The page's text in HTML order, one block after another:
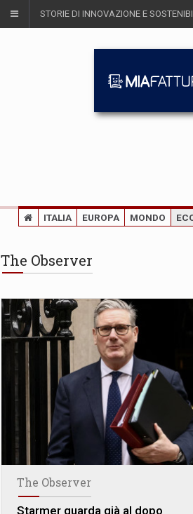
STORIE DI INNOVAZIONE E
ITALIA EUROPA MONDO
The Observer
The Observer
Starmer guarda già al dopo